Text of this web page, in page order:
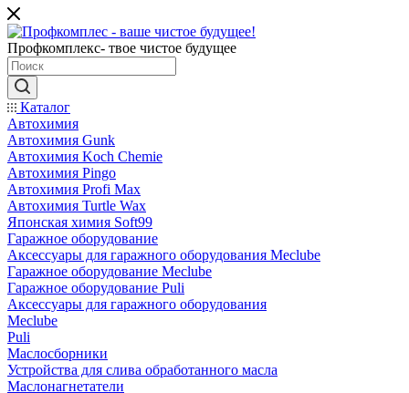
Профкомплекс- твое чистое будущее
Каталог
Автохимия
Автохимия Gunk
Автохимия Koch Chemie
Автохимия Pingo
Автохимия Profi Max
Автохимия Turtle Wax
Японская химия Soft99
Гаражное оборудование
Аксессуары для гаражного оборудования Meclube
Гаражное оборудование Meclube
Гаражное оборудование Puli
Аксессуары для гаражного оборудования
Meclube
Puli
Маслосборники
Устройства для слива обработанного масла
Маслонагнетатели